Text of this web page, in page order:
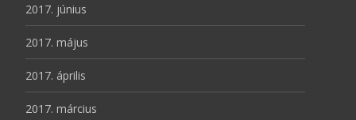
2017. június
2017. május
2017. április
2017. március